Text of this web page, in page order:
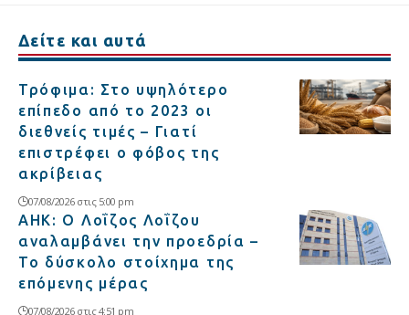
Δείτε και αυτά
Τρόφιμα: Στο υψηλότερο
επίπεδο από το 2023 οι
διεθνείς τιμές – Γιατί
επιστρέφει ο φόβος της
ακρίβειας
07/08/2026 στις 5:00 pm
ΑΗΚ: Ο Λοΐζος Λοΐζου
αναλαμβάνει την προεδρία –
Το δύσκολο στοίχημα της
επόμενης μέρας
07/08/2026 στις 4:51 pm